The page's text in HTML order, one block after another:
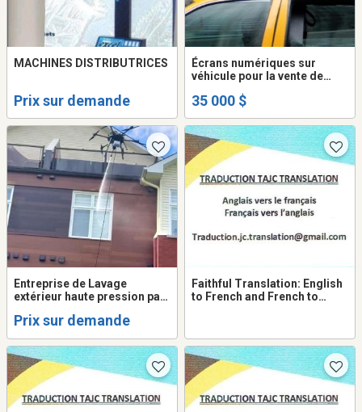
MACHINES DISTRIBUTRICES
Prix sur demande
Écrans numériques sur
véhicule pour la vente de
vendre
35 000 $
Entreprise de Lavage
extérieur haute pression par
Prix sur demande
Faithful Translation: English
to French and French to